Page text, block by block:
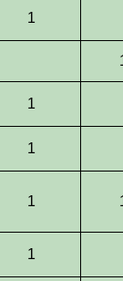
1
1
1
1
1